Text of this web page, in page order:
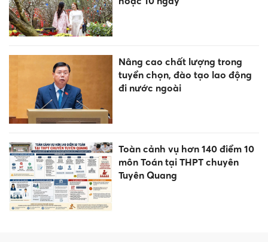
khởi tố vì liên quan đường dây
cá độ bóng đá
giảm điểm học sau sắp xếp
trường